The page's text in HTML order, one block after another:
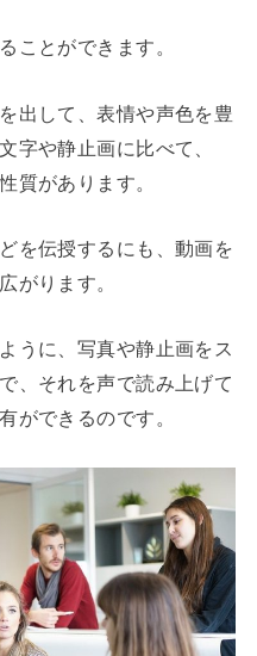
ことができます。
出して、表情や声色を豊
字や静止画に比べて、
質があります。
を伝授するにも、動画を
がります。
うに、写真や静止画をス
、それを声で読み上げて
ができるのです。